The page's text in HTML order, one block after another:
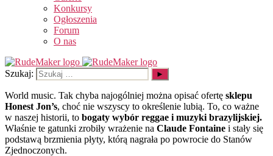
Konkursy
Ogłoszenia
Forum
O nas
Szukaj:
World music. Tak chyba najogólniej można opisać ofertę sklepu
Honest Jon’s, choć nie wszyscy to określenie lubią. To, co ważne
w naszej historii, to bogaty wybór reggae i muzyki brazylijskiej.
Właśnie te gatunki zrobiły wrażenie na Claude Fontaine i stały się
podstawą brzmienia płyty, którą nagrała po powrocie do Stanów
Zjednoczonych.